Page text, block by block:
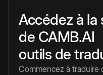
Accédez à
de CAMB.AI
outils de
Commencez à traduire